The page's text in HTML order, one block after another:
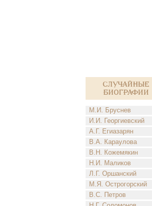
Случайные
биографии
М.И. Бруснев
И.И. Георгиевский
А.Г. Егиазарян
В.А. Караулова
В.Н. Кожемякин
Н.И. Маликов
Л.Г. Оршанский
М.Я. Острогорский
В.С. Петров